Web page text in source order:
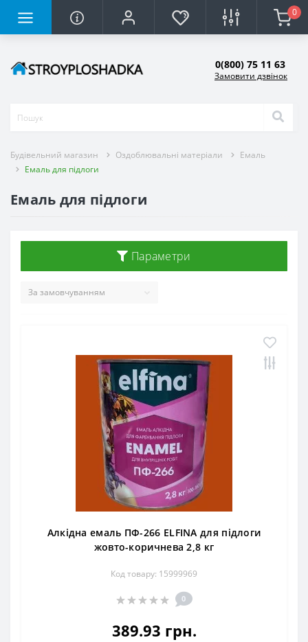
0
0(800) 75 11 63
Замовити дзвінок
Будівельний магазин Оздоблювальні матеріали
Емаль
Емаль для підлоги
Емаль для підлоги
Параметри
Алкідна емаль ПФ-266 ELFINA для підлоги
жовто-коричнева 2,8 кг
Код товару: 15999969
0
389.93 грн.